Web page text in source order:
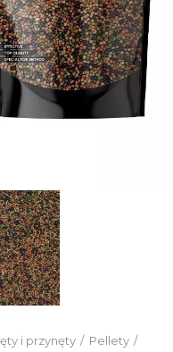
i przynęty
Pellety